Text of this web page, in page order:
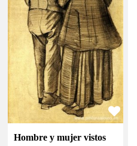
Hombre y mujer vistos